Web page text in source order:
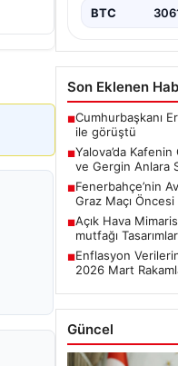
BTC
Son Eklenen
■Cumhurbaşkanı
ile görüştü
■Yalova’da
ve Gergin Anlara
■Fenerbahçe’nin
Graz Maçı
■Açık Hava
mutfağı
■Enflasyon
2026 Mart
Güncel